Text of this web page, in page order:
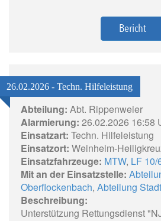
Bericht
26.02.2026 - Techn. Hilfeleistung
Abteilung: Abt. Rippenweier
Alarmierung: 26.02.2026 16:58
Einsatzart: Techn. Hilfeleistung
Einsatzort: Weinheim-
Einsatzfahrzeuge: MTW, LF 10/
Mit an der Einsatzstelle:
Oberflockenbach, Abteilung Stadt
Beschreibung:
Unterstützung Rettungsdienst